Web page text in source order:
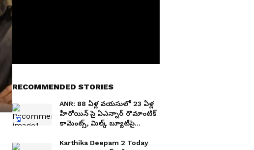
RECOMMENDED STORIES
ANR: 88 ఏళ్ల వయసులో 23 ఏళ్ల
హీరోయిన్ పై ఏఎన్నార్ రొమాంటిక్
కామెంట్స్, మిల్క్ బ్యూటీపై
Karthika Deepam 2 Today